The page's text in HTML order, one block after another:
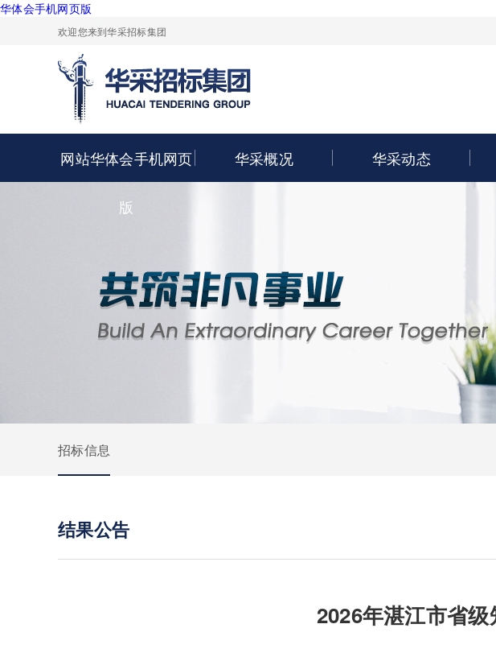
华体会手机网页版
欢迎您来到华采招标集团
网站华体会手机网页
版
华采概况 华采动态
招标信息
结果公告
2026年湛江市省